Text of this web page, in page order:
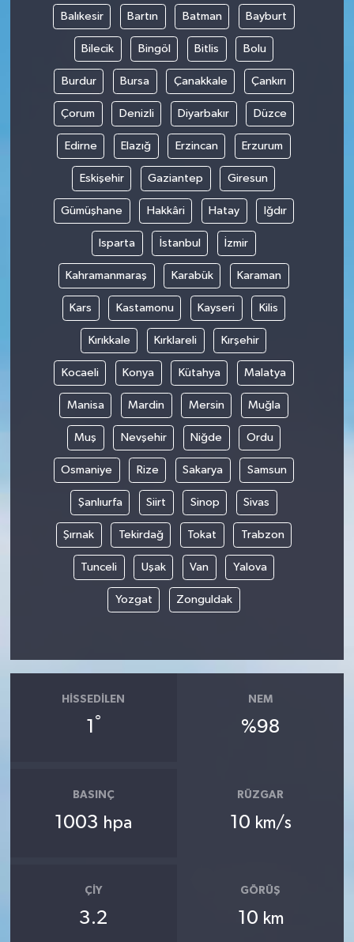
Balıkesir Bartın Batman Bayburt
Bilecik Bingöl Bitlis Bolu
Burdur Bursa Çanakkale Çankırı
Çorum Denizli Diyarbakır Düzce
Edirne Elazığ Erzincan Erzurum
Eskişehir Gaziantep Giresun
Gümüşhane Hakkâri Hatay Iğdır
Isparta İstanbul İzmir
Kahramanmaraş Karabük Karaman
Kars Kastamonu Kayseri Kilis
Kırıkkale Kırklareli Kırşehir
Kocaeli Konya Kütahya Malatya
Manisa Mardin Mersin Muğla
Muş Nevşehir Niğde Ordu
Osmaniye Rize Sakarya Samsun
Şanlıurfa Siirt Sinop Sivas
Şırnak Tekirdağ Tokat Trabzon
Tunceli Uşak Van Yalova
Yozgat Zonguldak
HISSEDILEN
1 °
NEM
%98
BASINÇ
1003 hpa
RÜZGAR
10 km/s
ÇIY
3.2
GÖRÜŞ
10 km